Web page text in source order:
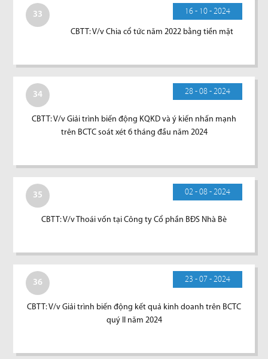
33 16 - 10 - 2024
CBTT: V/v Chia cổ tức năm 2022 bằng tiền mặt
34 28 - 08 - 2024
CBTT: V/v Giải trình biến động KQKD và ý kiến nhấn mạnh
trên BCTC soát xét 6 tháng đầu năm 2024
35 02 - 08 - 2024
CBTT: V/v Thoái vốn tại Công ty Cổ phần BĐS Nhà Bè
36 23 - 07 - 2024
CBTT: V/v Giải trình biến động kết quả kinh doanh trên BCTC
quý II năm 2024